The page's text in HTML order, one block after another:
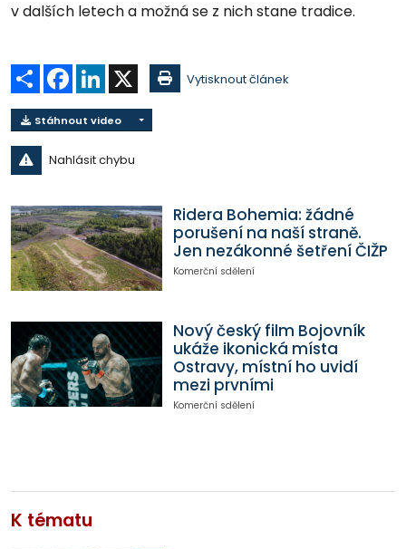
v dalších letech a možná se z nich stane tradice.
Sdílet Facebook
LinkedIn Vytisknout článek
Stáhnout video
Nahlásit chybu
Ridera Bohemia: žádné
porušení na naší straně.
Jen nezákonné šetření ČIŽP
Komerční sdělení
Nový český film Bojovník
ukáže ikonická místa
Ostravy, místní ho uvidí
mezi prvními
Komerční sdělení
K tématu